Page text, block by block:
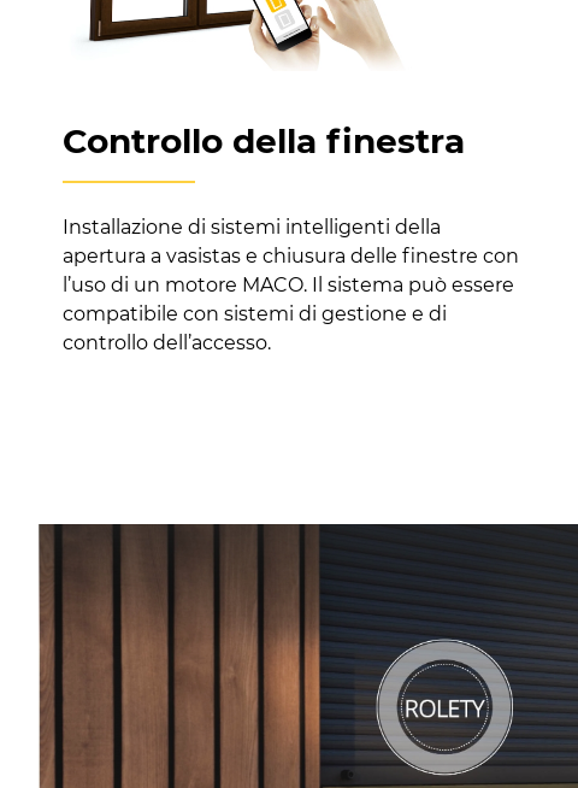
Controllo della finestra
Installazione di sistemi intelligenti della
apertura a vasistas e chiusura delle finestre con
l’uso di un motore MACO. Il sistema può essere
compatibile con sistemi di gestione e di
controllo dell’accesso.